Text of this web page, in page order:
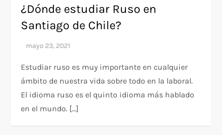
¿Dónde estudiar Ruso en
Santiago de Chile?
Estudiar ruso es muy importante en cualquier
ámbito de nuestra vida sobre todo en la laboral.
El idioma ruso es el quinto idioma más hablado
en el mundo. […]